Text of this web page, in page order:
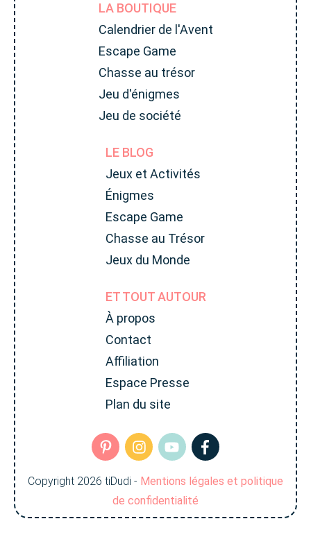
LA BOUTIQUE
Calendrier de l'Avent
Escape Game
Chasse au trésor
Jeu d'énigmes
Jeu de société
LE BLOG
Jeux et Activités
Énigmes
Escape Game
Chasse au Trésor
Jeux du Monde
ET TOUT AUTOUR
À propos
Contact
Affiliation
Espace Presse
Plan du site
Copyright 2026 tiDudi - Mentions légales et politique
de confidentialité